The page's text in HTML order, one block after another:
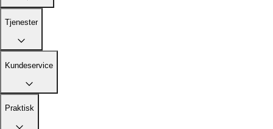
Tjenester
Kundeservice
Praktisk